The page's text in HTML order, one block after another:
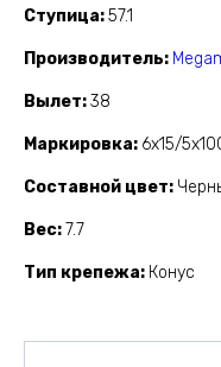
Ступица 57.1
Производитель
Вылет 38
Маркировка 6x15/
Составной цвет
Вес 7.7
Тип крепежа Конус